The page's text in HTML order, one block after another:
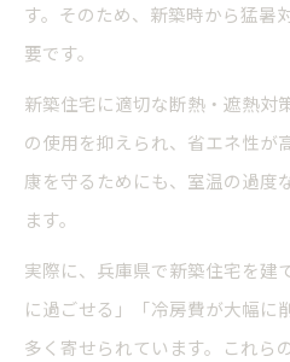
す。そのため、新築時から猛暑
要です。
新築住宅に適切な断熱・遮熱対
の使用を抑えられ、省エネ性が
康を守るためにも、室温の過度
ます。
実際に、兵庫県で新築住宅を建
に過ごせる」「冷房費が大幅に
多く寄せられています。これら